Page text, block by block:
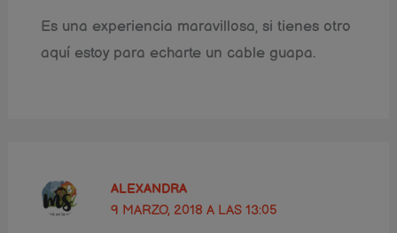
Es una experiencia maravillosa, si tienes otro
aquí estoy para echarte un cable guapa.
ALEXANDRA
9 MARZO, 2018 A LAS 13:05